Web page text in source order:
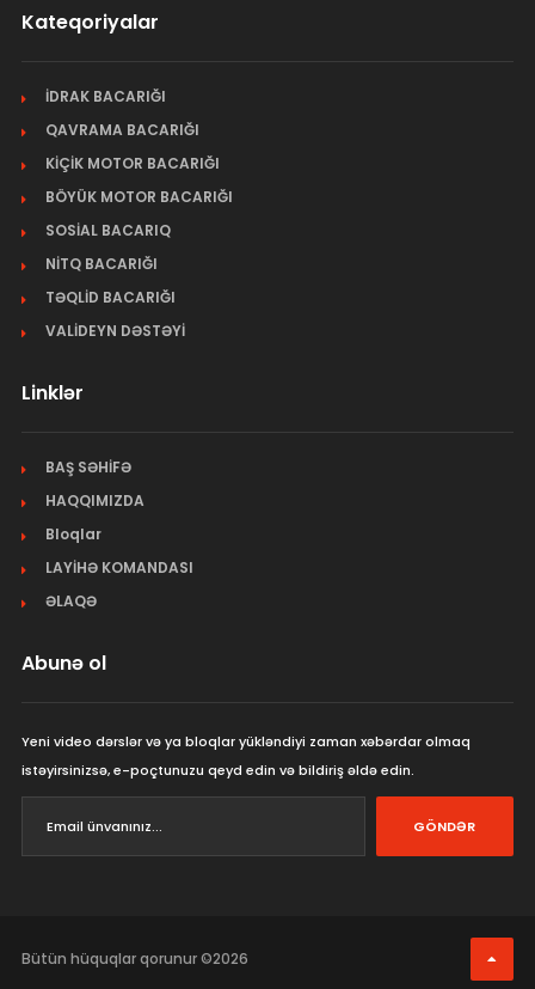
Kateqoriyalar
İDRAK BACARIĞI
QAVRAMA BACARIĞI
KİÇİK MOTOR BACARIĞI
BÖYÜK MOTOR BACARIĞI
SOSİAL BACARIQ
NİTQ BACARIĞI
TƏQLİD BACARIĞI
VALİDEYN DƏSTƏYİ
Linklər
BAŞ SƏHİFƏ
HAQQIMIZDA
Bloqlar
LAYİHƏ KOMANDASI
ƏLAQƏ
Abunə ol
Yeni video dərslər və ya bloqlar yükləndiyi zaman xəbərdar olmaq
istəyirsinizsə, e-poçtunuzu qeyd edin və bildiriş əldə edin.
GÖNDƏR
Bütün hüquqlar qorunur ©2026